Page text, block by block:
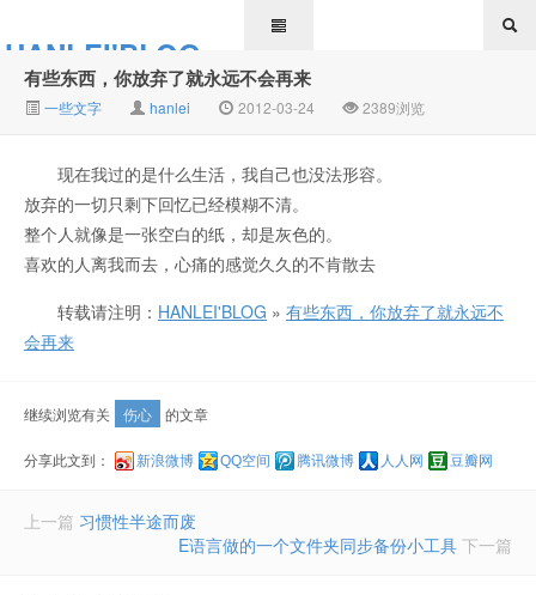
HANLEI'BLOG
有些东西，你放弃了就永远不会再来
一些文字 hanlei 2012-03-24 2389浏览
现在我过的是什么生活，我自己也没法形容。
放弃的一切只剩下回忆已经模糊不清。
整个人就像是一张空白的纸，却是灰色的。
喜欢的人离我而去，心痛的感觉久久的不肯散去
转载请注明： HANLEI'BLOG » 有些东西，你放弃了就永远不
会再来
继续浏览有关 伤心 的文章
分享此文到： 新浪微博 QQ空间 腾讯微博 人人网 豆瓣网
上一篇 习惯性半途而废
E语言做的一个文件夹同步备份小工具 下一篇